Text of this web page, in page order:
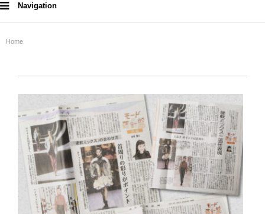
Navigation
Home